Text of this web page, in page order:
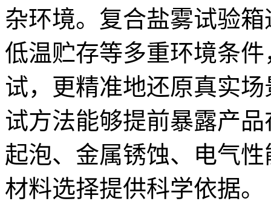
杂环境。复合盐雾试验
低温贮存等多重环境条
试，更精准地还原真实
试方法能够提前暴露产
起泡、金属锈蚀、电气
材料选择提供科学依据。